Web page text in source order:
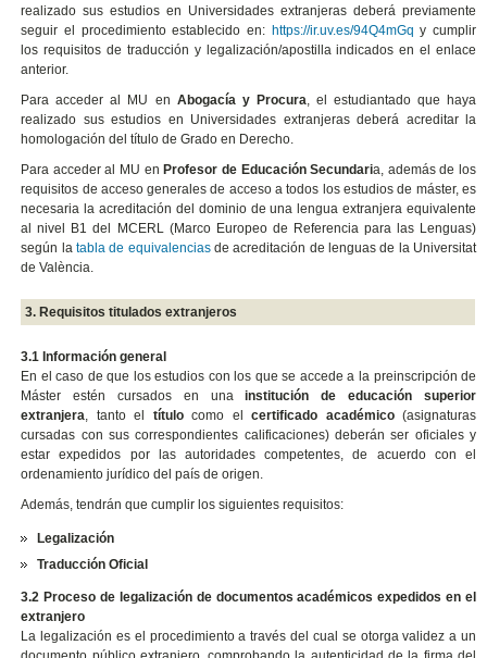
realizado sus estudios en Universidades extranjeras deberá previamente
seguir el procedimiento establecido en: https://ir.uv.es/94Q4mGq y cumplir
los requisitos de traducción y legalización/apostilla indicados en el enlace
anterior.
Para acceder al MU en Abogacía y Procura, el estudiantado que haya
realizado sus estudios en Universidades extranjeras deberá acreditar la
homologación del título de Grado en Derecho.
Para acceder al MU en Profesor de Educación Secundaria, además de los
requisitos de acceso generales de acceso a todos los estudios de máster, es
necesaria la acreditación del dominio de una lengua extranjera equivalente
al nivel B1 del MCERL (Marco Europeo de Referencia para las Lenguas)
según la tabla de equivalenciasde acreditación de lenguas de la Universitat
de València.
3. Requisitos titulados extranjeros
3.1 Información general
En el caso de que los estudios con los que se accede a la preinscripción de
Máster estén cursados en unainstitución de educación superior
extranjera, tanto el títulocomo elcertificado académico(asignaturas
cursadas con sus correspondientes calificaciones) deberán ser oficiales y
estar expedidos por las autoridades competentes, de acuerdo con el
ordenamiento jurídico del país de origen.
Además, tendrán que cumplir los siguientes requisitos:
Legalización
Traducción Oficial
3.2 Proceso de legalización de documentos académicos expedidos en el
extranjero
La legalización es el procedimiento a través del cual se otorga validez a un